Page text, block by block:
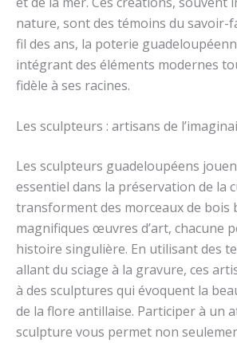
nature, sont des témoins du savoir-
fil des ans, la poterie
intégrant des éléments modernes
fidèle à ses racines.
Les sculpteurs : artisans de
Les sculpteurs guadeloupéens
essentiel dans la préservation de la
transforment des morceaux de bois
magnifiques œuvres d’art, chacune
histoire singulière. En utilisant des
allant du sciage à la gravure, ces
à des sculptures qui évoquent la
de la flore antillaise. Participer à un
sculpture vous permet non